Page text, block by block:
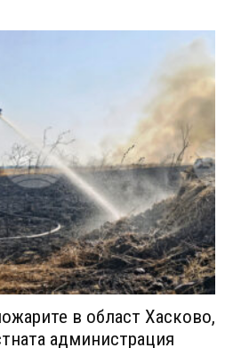
в област Хасково,
администрация